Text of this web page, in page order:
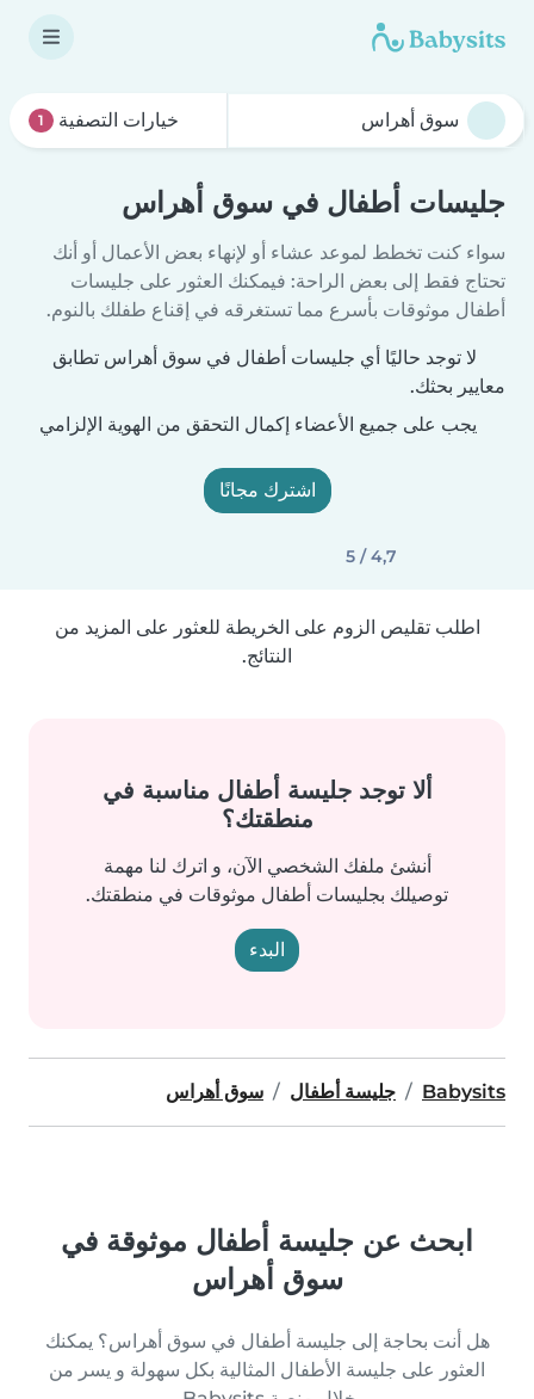
خيارات التصفية 1
جليسات أطفال في سوق أهراس
سواء كنت تخطط لموعد عشاء أو لإنهاء بعض الأعمال أو أنك
تحتاج فقط إلى بعض الراحة: فيمكنك العثور على جليسات
أطفال موثوقات بأسرع مما تستغرقه في إقناع طفلك بالنوم.
لا توجد حاليًا أي جليسات أطفال في سوق أهراس تطابق
معايير بحثك.
يجب على جميع الأعضاء إكمال التحقق من الهوية الإلزامي
اشترك مجانًا
4,7 / 5
اطلب تقليص الزوم على الخريطة للعثور على المزيد من
النتائج.
ألا توجد جليسة أطفال مناسبة في
منطقتك؟
أنشئ ملفك الشخصي الآن، و اترك لنا مهمة
توصيلك بجليسات أطفال موثوقات في منطقتك.
البدء
Babysits جليسة أطفال سوق أهراس
ابحث عن جليسة أطفال موثوقة في
سوق أهراس
هل أنت بحاجة إلى جليسة أطفال في سوق أهراس؟ يمكنك
العثور على جليسة الأطفال المثالية بكل سهولة و يسر من